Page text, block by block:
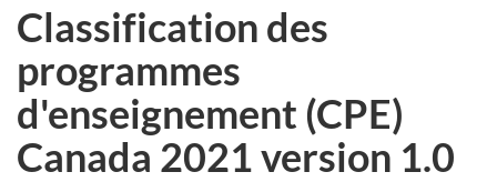
Classification des
programmes
d'enseignement (CPE)
Canada 2021 version 1.0